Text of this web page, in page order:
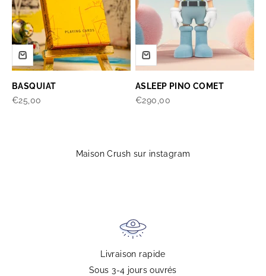
BASQUIAT
Prix de vente
€25,00
ASLEEP PINO COMET
Prix de vente
€290,00
Maison Crush sur instagram
Livraison rapide
Sous 3-4 jours ouvrés